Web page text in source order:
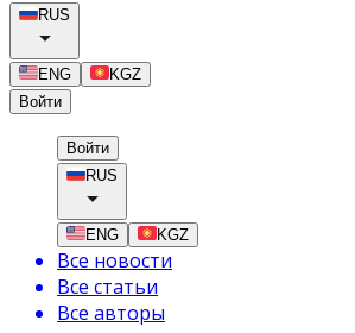
RUS
ENG
KGZ
Войти
Войти
RUS
ENG KGZ
Все новости
Все статьи
Все авторы